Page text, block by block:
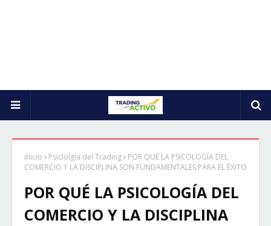
Inicio Psiclolgía del Trading
POR QUÉ LA PSICOLOGÍA DEL
COMERCIO Y LA DISCIPLINA SON FUNDAMENTALES PARA EL ÉXITO
POR QUÉ LA PSICOLOGÍA DEL
COMERCIO Y LA DISCIPLINA